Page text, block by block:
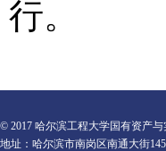
行。
© 2017 哈尔滨工程大学国有资产
地址：哈尔滨市南岗区南通大街